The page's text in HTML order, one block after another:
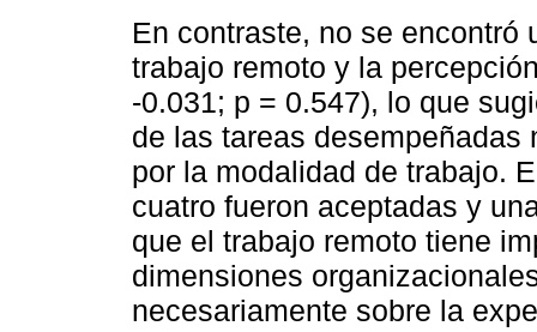
En contraste, no se encontró
trabajo remoto y la
-0.031; p = 0.547), lo que
de las tareas
por la modalidad de trabajo.
cuatro fueron aceptadas y
que el trabajo remoto tiene
dimensiones
necesariamente sobre la